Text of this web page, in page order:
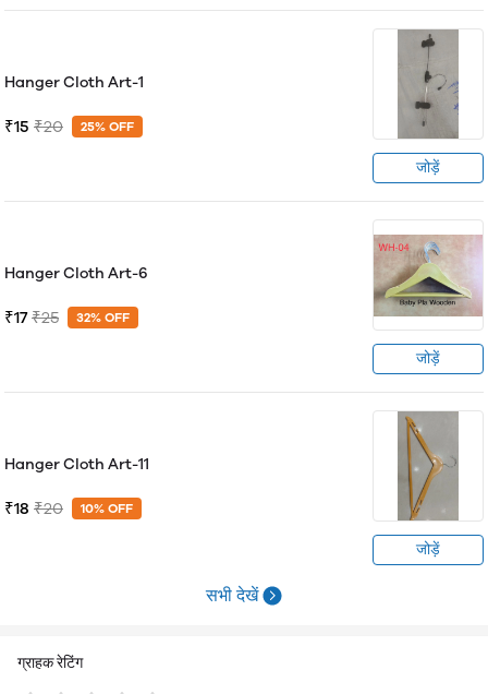
Hanger Cloth Art-1
₹15 ₹20 25% OFF
जोड़ें
Hanger Cloth Art-6
₹17 ₹25 32% OFF
जोड़ें
Hanger Cloth Art-11
₹18 ₹20 10% OFF
जोड़ें
सभी देखें
ग्राहक रेटिंग